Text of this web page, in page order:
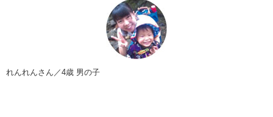
れんれんさん／4歳 男の子